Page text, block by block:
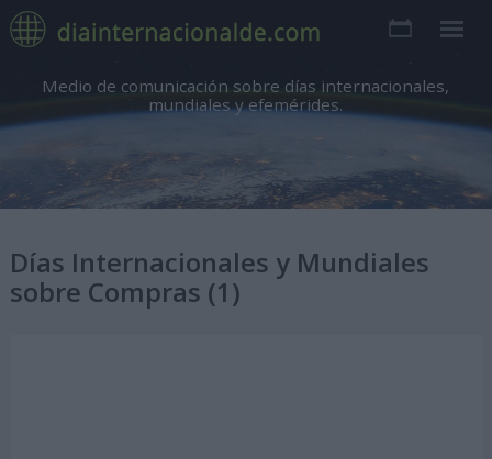
Medio de comunicación sobre días internacionales,
mundiales y efemérides.
Días Internacionales y Mundiales
sobre Compras (1)